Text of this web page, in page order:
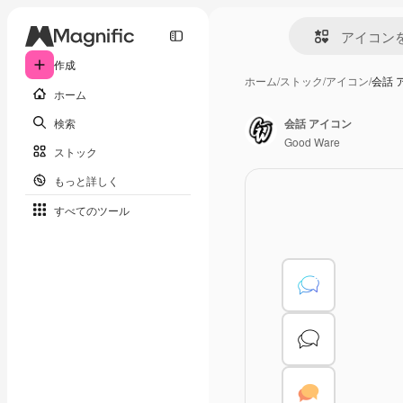
作成
ホーム
検索
ストック
もっと詳しく
すべてのツール
ホーム/ストック/アイコン/会話
会話 アイコン
Good Ware